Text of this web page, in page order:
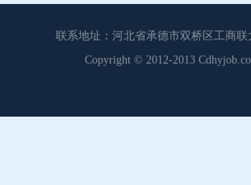
联系地址：河北省承德市双桥区工商联
Copyright © 2012-2013